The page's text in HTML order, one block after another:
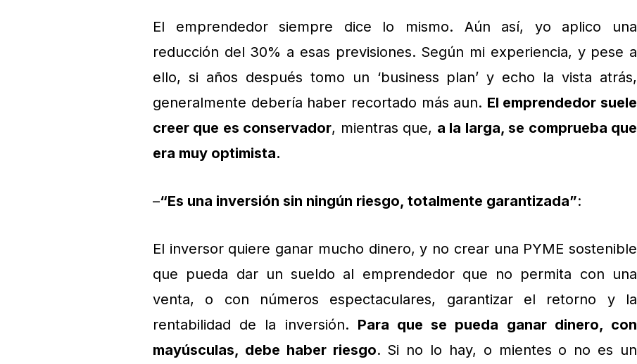
El emprendedor siempre dice lo mismo. Aún así, yo aplico una
reducción del 30% a esas previsiones. Según mi experiencia, y pese a
ello, si años después tomo un ‘business plan’ y echo la vista atrás,
generalmente debería haber recortado más aun. El emprendedor suele
creer que es conservador, mientras que, a la larga, se comprueba que
era muy optimista.
–“Es una inversión sin ningún riesgo, totalmente garantizada”:
El inversor quiere ganar mucho dinero, y no crear una PYME sostenible
que pueda dar un sueldo al emprendedor que no permita con una
venta, o con números espectaculares, garantizar el retorno y la
rentabilidad de la inversión. Para que se pueda ganar dinero, con
mayúsculas, debe haber riesgo. Si no lo hay, o mientes o no es un